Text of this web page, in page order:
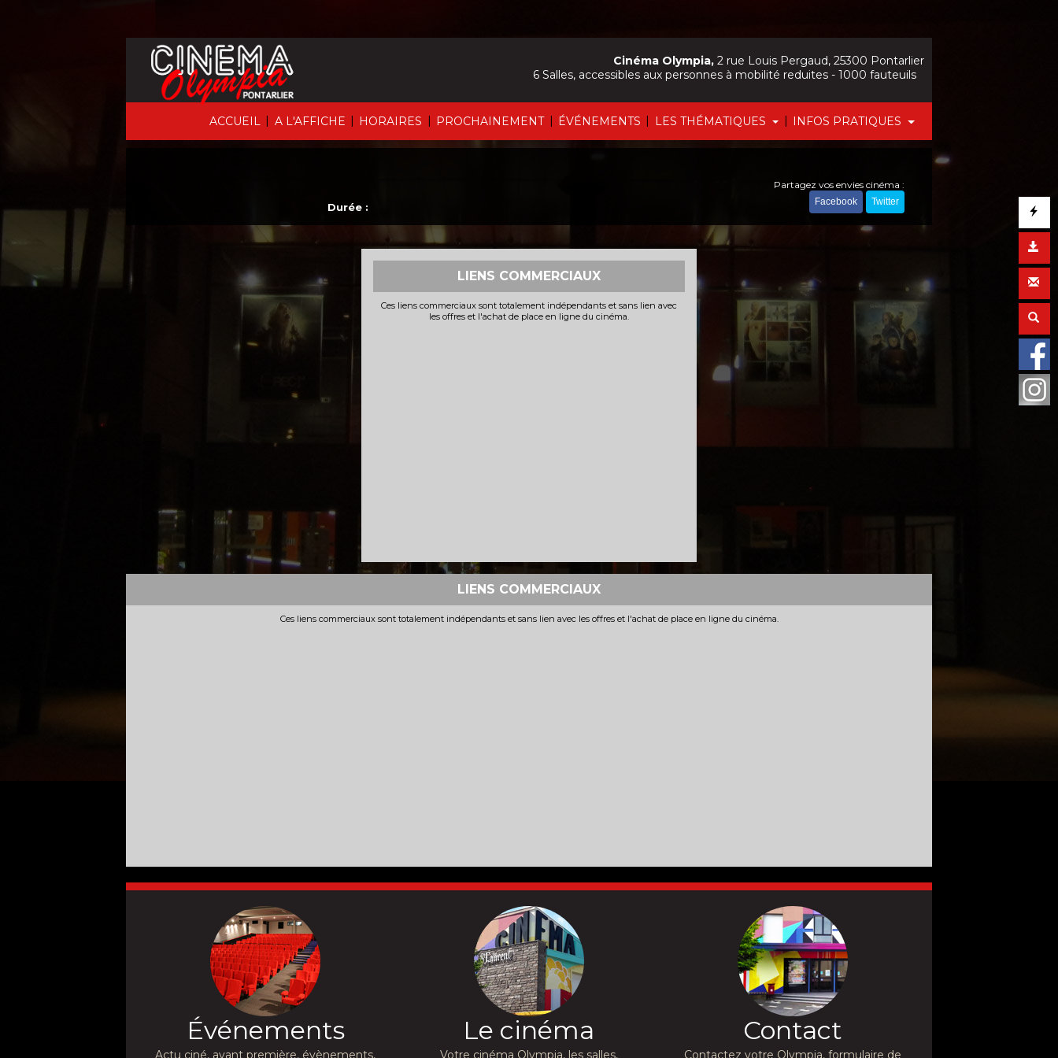
ACCUEIL | A L'AFFICHE | HORAIRES | PROCHAINEMENT | ÉVÉNEMENTS | LES THÉMATIQUES | INFOS PRATIQUES
Cinéma Olympia, 2 rue Louis Pergaud, 25300 Pontarlier
6 Salles, accessibles aux personnes à mobilité reduites - 1000 fauteuils
Durée :
Partagez vos envies cinéma :
Facebook Twitter
LIENS COMMERCIAUX
Ces liens commerciaux sont totalement indépendants et sans lien avec
les offres et l'achat de place en ligne du cinéma.
LIENS COMMERCIAUX
Ces liens commerciaux sont totalement indépendants et sans lien avec les offres et l'achat de place en ligne du cinéma.
Événements
Actu ciné, avant première, évènements,
Le cinéma
Votre cinéma Olympia, les salles,
Contact
Contactez votre Olympia, formulaire de